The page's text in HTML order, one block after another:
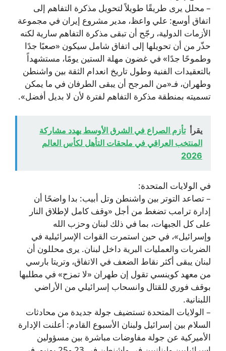
– محلل يرى طريقًا طويلاً لتحويل مذكرة التفاهم إلى
اتفاق أوسع: علي واعظ، مدير مشروع إيران في مجموعة
الأزمات الدولية، رجّح أن تبقى مذكرة التفاهم سارية لكنه
حذّر من أن تحويلها إلى اتفاق شامل سيكون «صعبًا جدًا
وطموحًا جدًا» في غضون مهلة الستين يومًا، مستشهداً
بالتعقيدات الفنية وطول تاريخ انعدام الثقة بين واشنطن
وطهران، فـ«من المرجح أن يبقى الطرفان في ما يمكن
تسميته بمنطقة مذكرة التفاهم لفترة لأن لا بديل أفضل».
يقرأ تأزم الصراع في الشرق الأوسط يهدد مشاركة
المنتخب العراقي في ملحقات التأهل لكأس العالم
2026
في الولايات المتحدة:
– تصاعد التوتر بين واشنطن وتل أبيب: بدا واضحًا أن
إدارة ترامب تضغط من أجل «وقف كامل لإطلاق النار
على كل الجبهات، بما في ذلك لبنان وحزب الله
وإسرائيل»، في حين استمرت القوات الإسرائيلية في
الضربات والعمليات البرية داخل لبنان. يرى محللون أن
لبنان يبقى أكثر نقاط الضعف في الاتفاق، وتريتا بارسي
من معهد كوينسي تقول إن طهران «لا تمزح» في مطلبها
بوقف فوري للقتال وانسحاب إسرائيلي من الأراضي
اللبنانية.
– الولايات المتحدة تستضيف جولة جديدة من محادثات
السلام بين إسرائيل ولبنان الأسبوع القادم: أعلنت الإدارة
الأميركية عن جولة مفاوضات مباشرة بين مسؤولين